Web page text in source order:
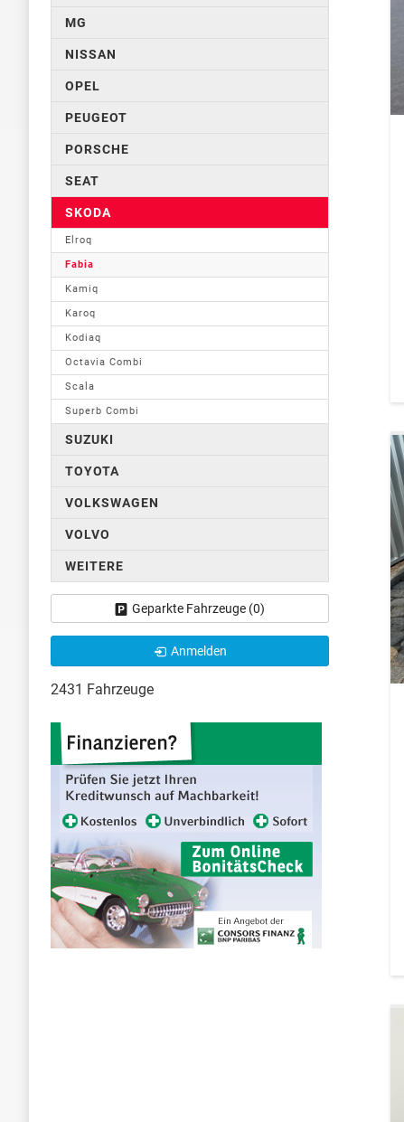
MG
NISSAN
OPEL
PEUGEOT
PORSCHE
SEAT
SKODA
Elroq
Fabia
Kamiq
Karoq
Kodiaq
Octavia Combi
Scala
Superb Combi
SUZUKI
TOYOTA
VOLKSWAGEN
VOLVO
WEITERE
Geparkte Fahrzeuge (0)
Anmelden
2431 Fahrzeuge